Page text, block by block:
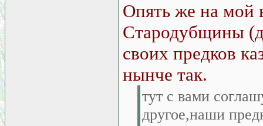
Опять же на мой
Стародубщины
своих предков
нынче так.
тут с вами
другое,наши